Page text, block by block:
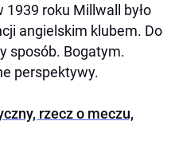
roku Millwall było
angielskim klubem. Do
sposób. Bogatym.
perspektywy.
rzecz o meczu,